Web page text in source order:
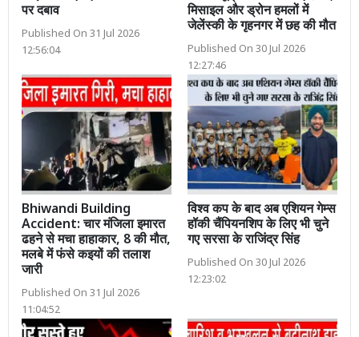
पर दबाव
Published On 31 Jul 2026
12:56:04
मिसाइल और ड्रोन हमलों में
जेलेंस्की के गृहनगर में छह की मौत
Published On 30 Jul 2026
12:27:46
Bhiwandi Building
Accident: चार मंजिला इमारत
ढहने से मचा हाहाकार, 8 की मौत,
मलबे में फंसे कइयों की तलाश
जारी
Published On 31 Jul 2026
11:04:52
विश्व कप के बाद अब एशियन गेम्स
हॉकी चैंपियनशिप के लिए भी चुने
गए सरसा के राजिंद्र सिंह
Published On 30 Jul 2026
12:23:02